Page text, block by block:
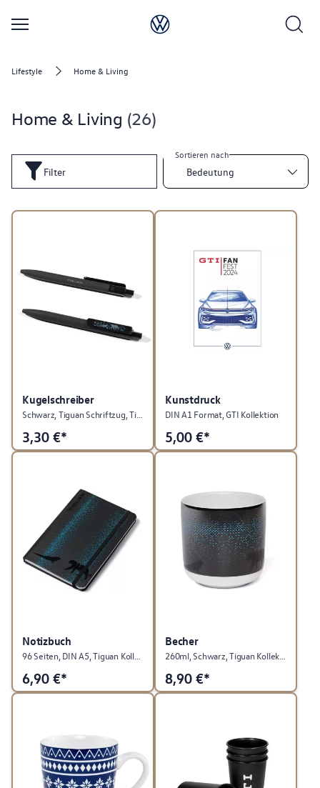
Lifestyle Home & Living
Home & Living 26
Filter
Sortieren nach
Bedeutung
Kugelschreiber
Schwarz, Tiguan Schriftzug, Tiguan Kollektion
3,30 €*
Kunstdruck
DIN A1 Format, GTI Kollektion
5,00 €*
Notizbuch
96 Seiten, DIN A5, Tiguan Kollektion
6,90 €*
Becher
8,90 €*